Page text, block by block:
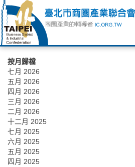
按月歸檔
七月 2026
五月 2026
四月 2026
三月 2026
二月 2026
十二月 2025
七月 2025
六月 2025
五月 2025
四月 2025